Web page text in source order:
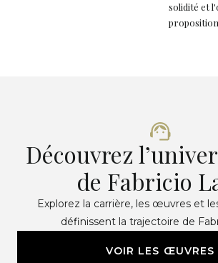
solidité et
Découvrez
de Fabricio
Explorez la carrière, les œuvres et
définissent la trajectoire de
VOIR LES ŒUVRES